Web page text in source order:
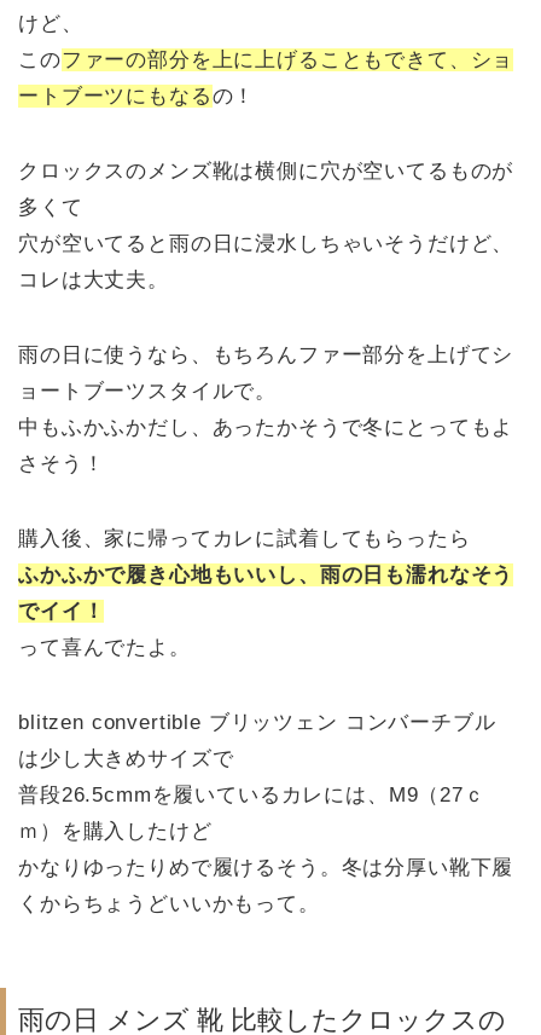
けど、
このファーの部分を上に上げることもできて、ショ
ートブーツにもなるの！
クロックスのメンズ靴は横側に穴が空いてるものが
多くて
穴が空いてると雨の日に浸水しちゃいそうだけど、
コレは大丈夫。
雨の日に使うなら、もちろんファー部分を上げてシ
ョートブーツスタイルで。
中もふかふかだし、あったかそうで冬にとってもよ
さそう！
購入後、家に帰ってカレに試着してもらったら
ふかふかで履き心地もいいし、雨の日も濡れなそう
でイイ！
って喜んでたよ。
blitzen convertible ブリッツェン コンバーチブル
は少し大きめサイズで
普段26.5cmmを履いているカレには、M9（27ｃ
ｍ）を購入したけど
かなりゆったりめで履けるそう。冬は分厚い靴下履
くからちょうどいいかもって。
雨の日 メンズ 靴 比較したクロックスの